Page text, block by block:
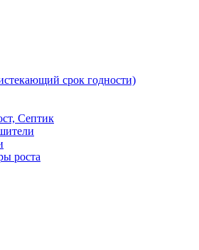
срок годности)
Септик
роста